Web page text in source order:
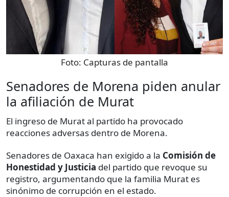
Foto: Capturas de pantalla
Senadores de Morena piden anular
la afiliación de Murat
El ingreso de Murat al partido ha provocado
reacciones adversas dentro de Morena.
Senadores de Oaxaca han exigido a la Comisión de
Honestidad y Justicia del partido que revoque su
registro, argumentando que la familia Murat es
sinónimo de corrupción en el estado.